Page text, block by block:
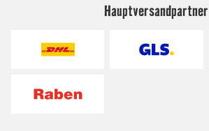
Hauptversandpartner